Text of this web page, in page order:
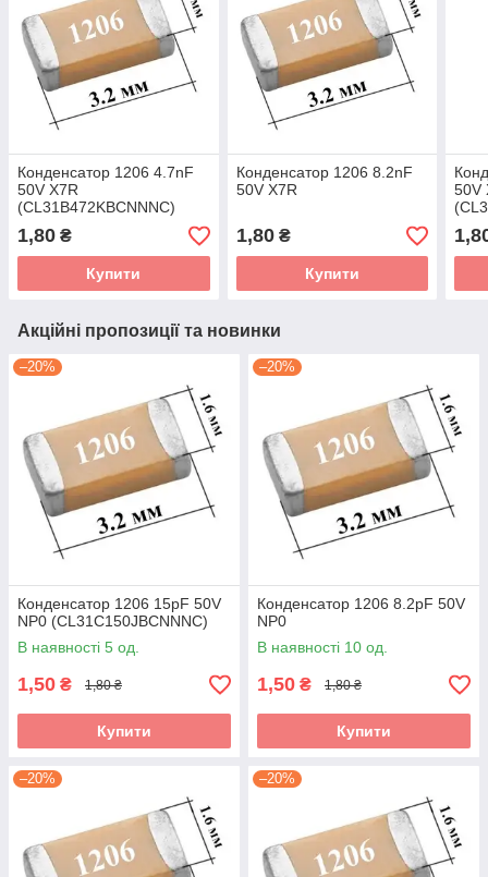
Конденсатор 1206 4.7nF
50V X7R
(CL31B472KBCNNNC)
1,80 ₴
Купити
Конденсатор 1206 8.2nF
50V X7R
1,80₴
Купити
50V
Акційні пропозиції та новинки
–20%
Конденсатор 1206 15pF 50V
NP0 (CL31C150JBCNNNC)
В наявності 5 од.
1,50 ₴ 1,80 ₴
Купити
–20%
Конденсатор 1206 8.2pF 50V
NP0
В наявності 10 од.
1,50 ₴ 1,80 ₴
Купити
–20% –20%